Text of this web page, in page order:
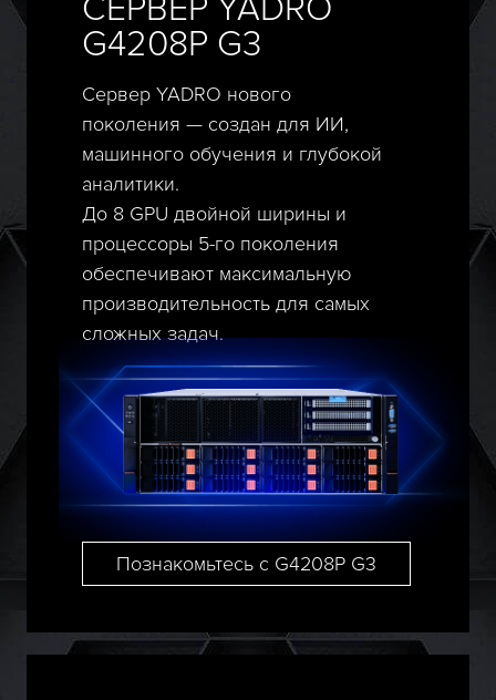
СЕРВЕР YADRO
G4208P G3
Сервер YADRO нового
поколения — создан для ИИ,
машинного обучения и глубокой
аналитики.
До 8 GPU двойной ширины и
процессоры 5-го поколения
обеспечивают максимальную
производительность для самых
сложных задач.
Познакомьтесь с G4208P G3